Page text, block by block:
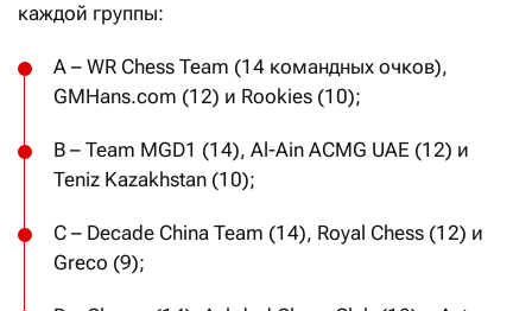
каждой группы:
А – WR Chess Team (14 командных очков),
GMHans.com (12) и Rookies (10);
B – Team MGD1 (14), Al-Ain ACMG UAE (12) и
Teniz Kazakhstan (10);
C – Decade China Team (14), Royal Chess (12) и
Greco (9);